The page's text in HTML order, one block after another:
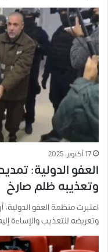
17 أكتوبر، 2025
العفو الدولية:
وتعذيبه ظلم صارخ
اعتبرت منظمة العفو
وتعريضه للتعذيب والإساءة